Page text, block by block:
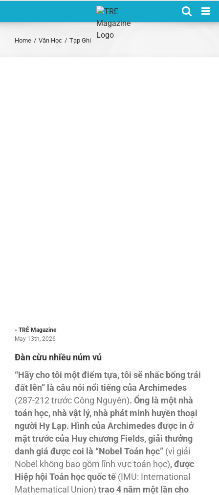
Home / Văn Học / Tạp Ghi
- TRẺ Magazine
May 13th, 2026
Đàn cừu nhiều núm vú
“Hãy cho tôi một điểm tựa, tôi sẽ nhấc bổng trái
đất lên” là câu nói nổi tiếng của Archimedes
(287-212 trước Công Nguyên). Ổng là một nhà
toán học, nhà vật lý, nhà phát minh huyền thoại
người Hy Lạp. Hình của Archimedes được in ở
mặt trước của Huy chương Fields, giải thưởng
danh gia ́ được coi là “Nobel Toán học” (vì giải
Nobel không bao gồm lĩnh vực toán học), được
Hiệp hội Toán học quốc tế (IMU: International
Mathematical Union) trao 4 năm một l ần cho